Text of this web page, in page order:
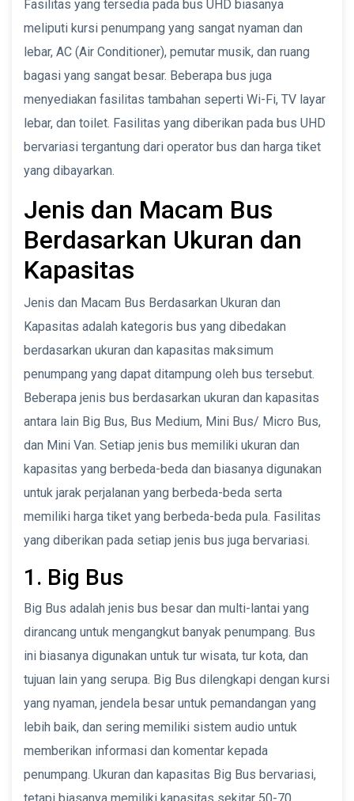
Fasilitas yang tersedia pada bus UHD biasanya
meliputi kursi penumpang yang sangat nyaman dan
lebar, AC (Air Conditioner), pemutar musik, dan ruang
bagasi yang sangat besar. Beberapa bus juga
menyediakan fasilitas tambahan seperti Wi-Fi, TV layar
lebar, dan toilet. Fasilitas yang diberikan pada bus UHD
bervariasi tergantung dari operator bus dan harga tiket
yang dibayarkan.
Jenis dan Macam Bus
Berdasarkan Ukuran dan
Kapasitas
Jenis dan Macam Bus Berdasarkan Ukuran dan
Kapasitas adalah kategoris bus yang dibedakan
berdasarkan ukuran dan kapasitas maksimum
penumpang yang dapat ditampung oleh bus tersebut.
Beberapa jenis bus berdasarkan ukuran dan kapasitas
antara lain Big Bus, Bus Medium, Mini Bus/ Micro Bus,
dan Mini Van. Setiap jenis bus memiliki ukuran dan
kapasitas yang berbeda-beda dan biasanya digunakan
untuk jarak perjalanan yang berbeda-beda serta
memiliki harga tiket yang berbeda-beda pula. Fasilitas
yang diberikan pada setiap jenis bus juga bervariasi.
1. Big Bus
Big Bus adalah jenis bus besar dan multi-lantai yang
dirancang untuk mengangkut banyak penumpang. Bus
ini biasanya digunakan untuk tur wisata, tur kota, dan
tujuan lain yang serupa. Big Bus dilengkapi dengan kursi
yang nyaman, jendela besar untuk pemandangan yang
lebih baik, dan sering memiliki sistem audio untuk
memberikan informasi dan komentar kepada
penumpang. Ukuran dan kapasitas Big Bus bervariasi,